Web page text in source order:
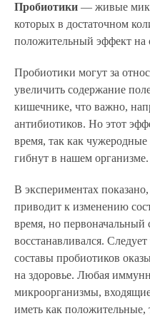
Пробиотики — живые
которых в достаточном
положительный эффект на
Пробиотики могут за
увеличить содержание
кишечнике, что важно,
антибиотиков. Но этот
время, так как
гибнут в нашем организме.
В экспериментах
приводит к изменению
время, но первоначальный
восстанавливался.
составы пробиотиков
на здоровье. Любая
микроорганизмы,
иметь как положительные,